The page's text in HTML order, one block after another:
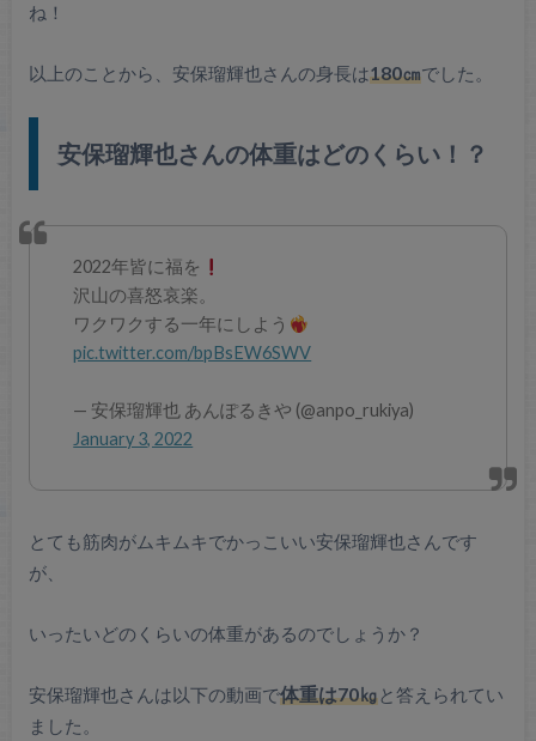
ね！
以上のことから、安保瑠輝也さんの身長は180㎝でした。
安保瑠輝也さんの体重はどのくらい！？
2022年皆に福を
沢山の喜怒哀楽。
ワクワクする一年にしよう
pic.twitter.com/bpBsEW6SWV
— 安保瑠輝也 あんぽるきや (@anpo_rukiya)
January 3, 2022
とても筋肉がムキムキでかっこいい安保瑠輝也さんです
が、
いったいどのくらいの体重があるのでしょうか？
安保瑠輝也さんは以下の動画で体重は70㎏と答えられてい
ました。